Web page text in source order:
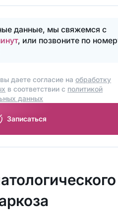
данные, мы свяжемся с
, или позвоните по
даете согласие наобработку
в соответствии с политикой
данных
Записаться